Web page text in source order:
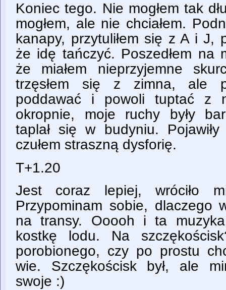
Koniec tego. Nie mogłem tak
mogłem, ale nie chciałem.
kanapy, przytuliłem się z A i J,
że idę tańczyć. Poszedłem na
że miałem nieprzyjemne
trzęsłem się z zimna, ale
poddawać i powoli tuptać z
okropnie, moje ruchy były
taplał się w budyniu.
czułem straszną dysforię.
T+1.20
Jest coraz lepiej, wróciło
Przypominam sobie, dlaczego
na transy. Ooooh i ta
kostkę lodu. Na
porobionego, czy po prostu
wie. Szczękościsk był, ale
swoje :)